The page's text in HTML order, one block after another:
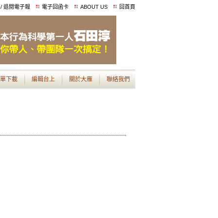
退閱電子報 電子回函卡 ABOUT US 回首頁
下載 編輯台上 關於大雁 聯絡我們